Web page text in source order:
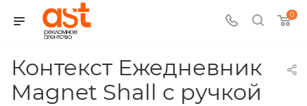
0
Контекст Ежедневник
Magnet Shall с ручкой